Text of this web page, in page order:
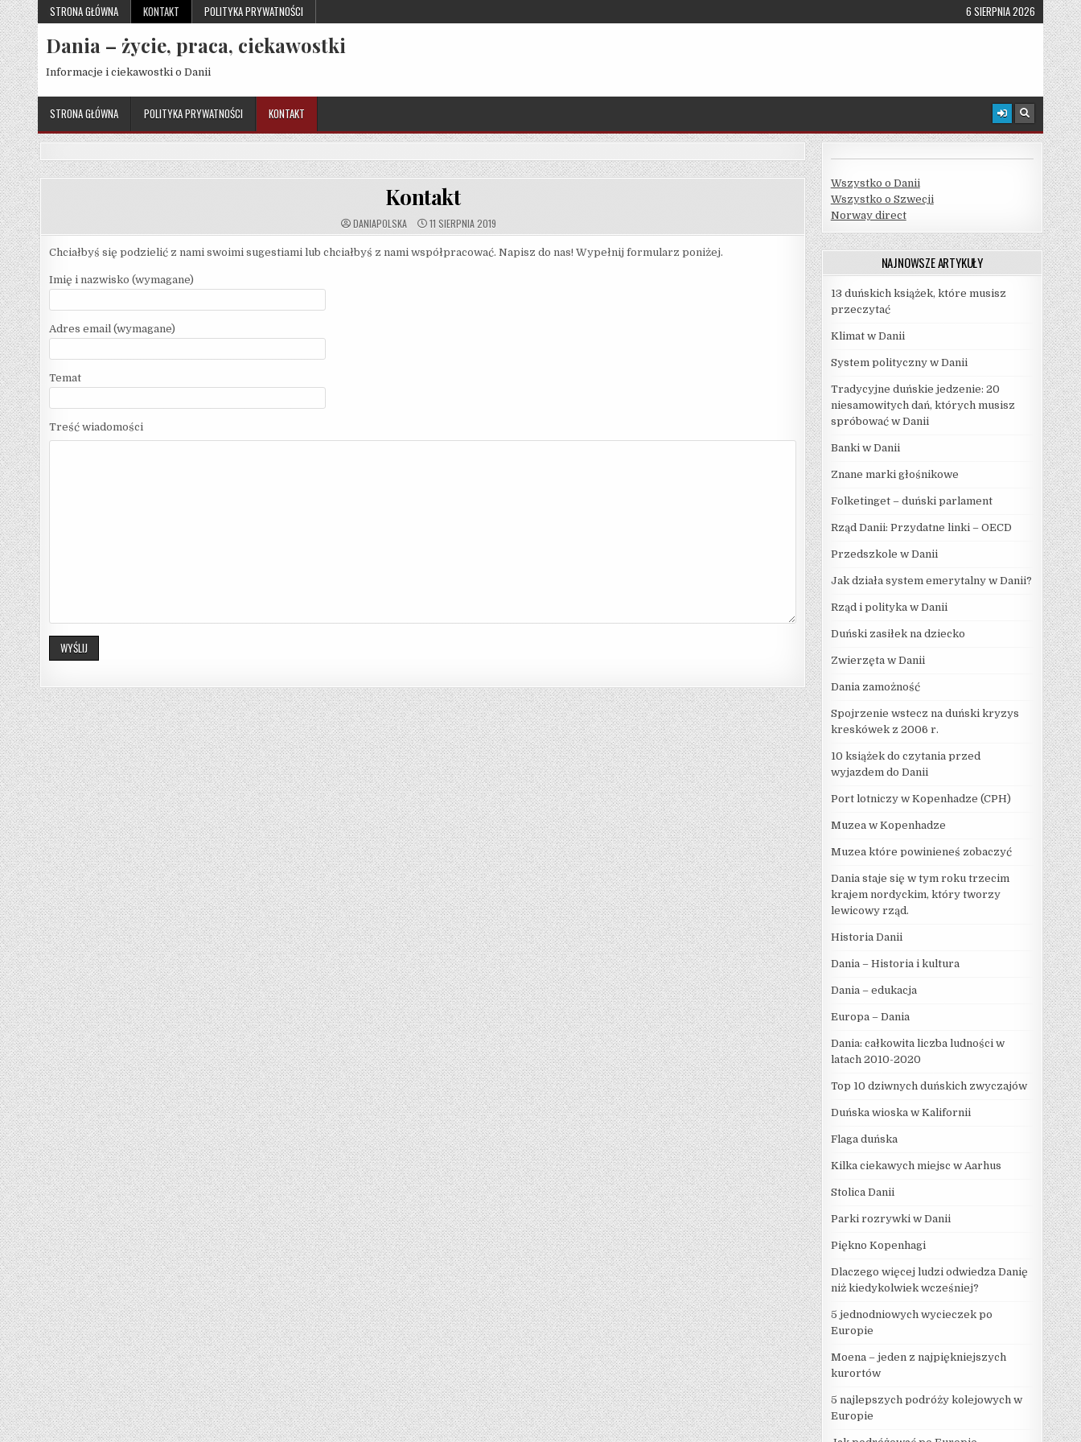
Skip
to
content
STRONA GŁÓWNA KONTAKT POLITYKA PRYWATNOŚCI 6 SIERPNIA 2026
Dania – życie, praca, ciekawostki
Informacje i ciekawostki o Danii
STRONA GŁÓWNA POLITYKA PRYWATNOŚCI KONTAKT
Kontakt
DANIAPOLSKA 11 SIERPNIA 2019
Chciałbyś się podzielić z nami swoimi sugestiami lub chciałbyś z nami współpracować. Napisz do nas! Wypełnij formularz poniżej.
Imię i nazwisko (wymagane)
Adres email (wymagane)
Temat
Treść wiadomości
Wszystko o Danii
Wszystko o Szwecji
Norway direct
NAJNOWSZE ARTYKUŁY
13 duńskich książek, które musisz
przeczytać
Klimat w Danii
System polityczny w Danii
Tradycyjne duńskie jedzenie: 20
niesamowitych dań, których musisz
spróbować w Danii
Banki w Danii
Znane marki głośnikowe
Folketinget – duński parlament
Rząd Danii: Przydatne linki – OECD
Przedszkole w Danii
Jak działa system emerytalny w Danii?
Rząd i polityka w Danii
Duński zasiłek na dziecko
Zwierzęta w Danii
Dania zamożność
Spojrzenie wstecz na duński kryzys
kreskówek z 2006 r.
10 książek do czytania przed
wyjazdem do Danii
Port lotniczy w Kopenhadze (CPH)
Muzea w Kopenhadze
Muzea które powinieneś zobaczyć
Dania staje się w tym roku trzecim
krajem nordyckim, który tworzy
lewicowy rząd.
Historia Danii
Dania – Historia i kultura
Dania – edukacja
Europa – Dania
Dania: całkowita liczba ludności w
latach 2010-2020
Top 10 dziwnych duńskich zwyczajów
Duńska wioska w Kalifornii
Flaga duńska
Kilka ciekawych miejsc w Aarhus
Stolica Danii
Parki rozrywki w Danii
Piękno Kopenhagi
Dlaczego więcej ludzi odwiedza Danię
niż kiedykolwiek wcześniej?
5 jednodniowych wycieczek po
Europie
Moena – jeden z najpiękniejszych
kurortów
5 najlepszych podróży kolejowych w
Europie